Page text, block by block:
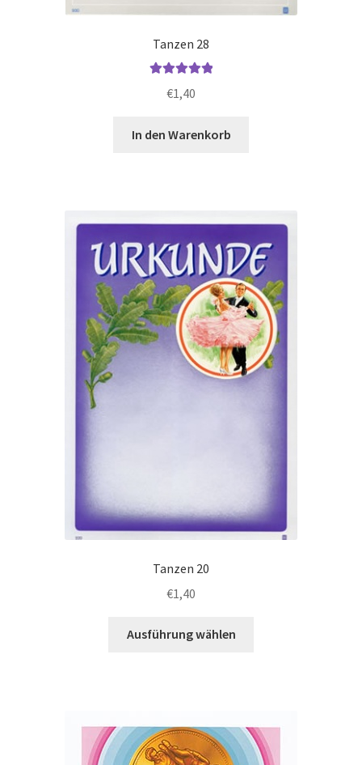
Tanzen 28
von 5
€1,40
In den Warenkorb
Tanzen 20
€1,40
Ausführung wählen
auf.
Die